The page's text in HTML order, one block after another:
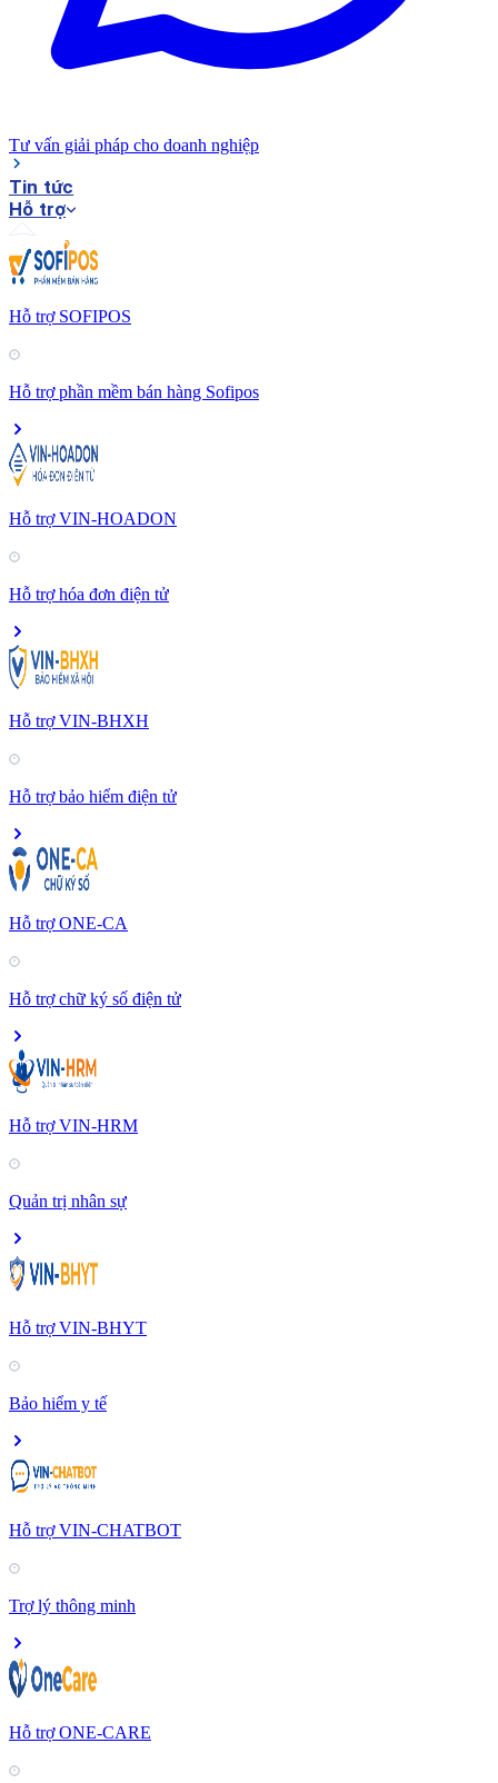
Tư vấn giải pháp cho doanh nghiệp
Tin tức
Hỗ trợ
Hỗ trợ SOFIPOS
Hỗ trợ phần mềm bán hàng Sofipos
Hỗ trợ VIN-HOADON
Hỗ trợ hóa đơn điện tử
Hỗ trợ VIN-BHXH
Hỗ trợ bảo hiểm điện tử
Hỗ trợ ONE-CA
Hỗ trợ chữ ký số điện tử
Hỗ trợ VIN-HRM
Quản trị nhân sự
Hỗ trợ VIN-BHYT
Bảo hiểm y tế
Hỗ trợ VIN-CHATBOT
Trợ lý thông minh
Hỗ trợ ONE-CARE